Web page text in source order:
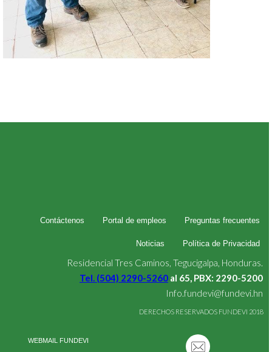
Contáctenos Portal de empleos Preguntas frecuentes
Noticias Política de Privacidad
Residencial Tres Caminos, Tegucigalpa, Honduras.
Tel. (504) 2290-5260 al 65, PBX: 2290-5200
Info.fundevi@fundevi.hn
DERECHOS RESERVADOS FUNDEVI 2018
WEBMAIL FUNDEVI